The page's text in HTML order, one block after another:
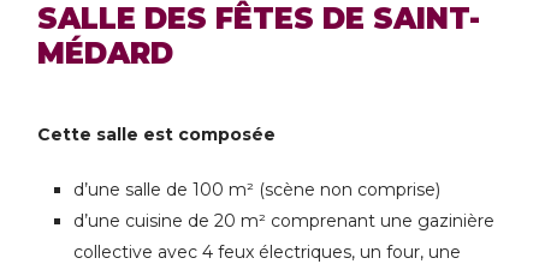
SALLE DES FÊTES DE SAINT-
MÉDARD
Cette salle est composée
d’une salle de 100 m² (scène non comprise)
d’une cuisine de 20 m² comprenant une gazinière
collective avec 4 feux électriques, un four, une